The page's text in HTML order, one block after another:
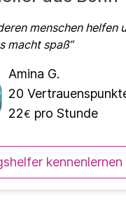
menschen helfen
macht spaß
Amina G.
20
22€ pro Stunde
kennenlernen